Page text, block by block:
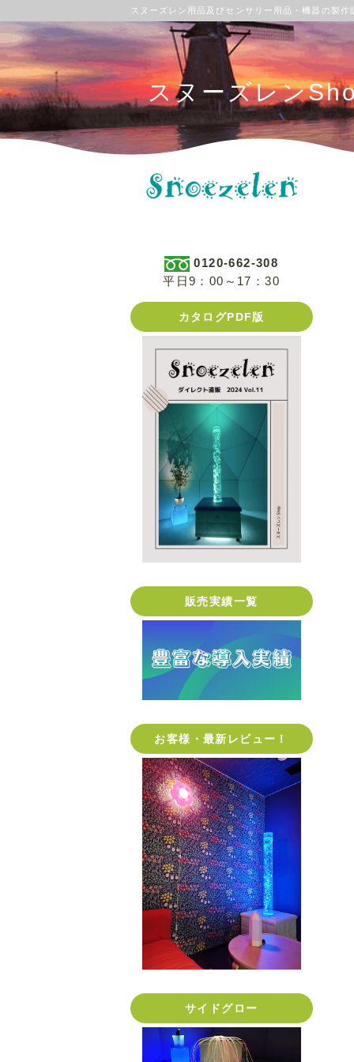
スヌーズレン用品及びセンサリー用品・機器の製
スヌーズレン
0120-662-308
平日9：00～17：30
カタログPDF版
販売実績一覧
お客様・最新レビュー！
サイドグロー